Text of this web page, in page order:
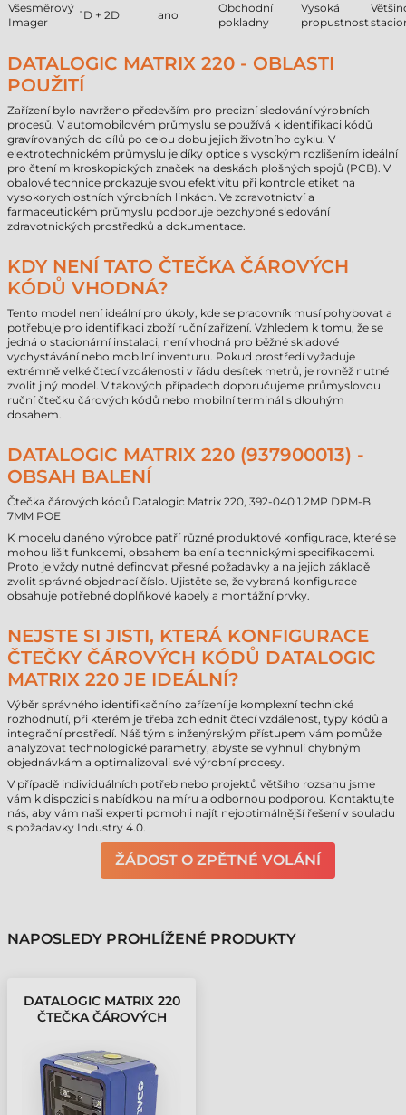
Všesměrový
Imager
1D + 2D ano
Obchodní
pokladny
Vysoká
propustnost
DATALOGIC MATRIX 220 - OBLASTI
POUŽITÍ
Zařízení bylo navrženo především pro precizní sledování výrobních
procesů. V automobilovém průmyslu se používá k identifikaci kódů
gravírovaných do dílů po celou dobu jejich životního cyklu. V
elektrotechnickém průmyslu je díky optice s vysokým rozlišením ideální
pro čtení mikroskopických značek na deskách plošných spojů (PCB). V
obalové technice prokazuje svou efektivitu při kontrole etiket na
vysokorychlostních výrobních linkách. Ve zdravotnictví a
farmaceutickém průmyslu podporuje bezchybné sledování
zdravotnických prostředků a dokumentace.
KDY NENÍ TATO ČTEČKA ČÁROVÝCH
KÓDŮ VHODNÁ?
Tento model není ideální pro úkoly, kde se pracovník musí pohybovat a
potřebuje pro identifikaci zboží ruční zařízení. Vzhledem k tomu, že se
jedná o stacionární instalaci, není vhodná pro běžné skladové
vychystávání nebo mobilní inventuru. Pokud prostředí vyžaduje
extrémně velké čtecí vzdálenosti v řádu desítek metrů, je rovněž nutné
zvolit jiný model. V takových případech doporučujeme průmyslovou
ruční čtečku čárových kódů nebo mobilní terminál s dlouhým
dosahem.
DATALOGIC MATRIX 220 (937900013) -
OBSAH BALENÍ
Čtečka čárových kódů Datalogic Matrix 220, 392-040 1.2MP DPM-B
7MM POE
K modelu daného výrobce patří různé produktové konfigurace, které se
mohou lišit funkcemi, obsahem balení a technickými specifikacemi.
Proto je vždy nutné definovat přesné požadavky a na jejich základě
zvolit správné objednací číslo. Ujistěte se, že vybraná konfigurace
obsahuje potřebné doplňkové kabely a montážní prvky.
NEJSTE SI JISTI, KTERÁ KONFIGURACE
ČTEČKY ČÁROVÝCH KÓDŮ DATALOGIC
MATRIX 220 JE IDEÁLNÍ?
Výběr správného identifikačního zařízení je komplexní technické
rozhodnutí, při kterém je třeba zohlednit čtecí vzdálenost, typy kódů a
integrační prostředí. Náš tým s inženýrským přístupem vám pomůže
analyzovat technologické parametry, abyste se vyhnuli chybným
objednávkám a optimalizovali své výrobní procesy.
V případě individuálních potřeb nebo projektů většího rozsahu jsme
vám k dispozici s nabídkou na míru a odbornou podporou. Kontaktujte
nás, aby vám naši experti pomohli najít nejoptimálnější řešení v souladu
s požadavky Industry 4.0.
ŽÁDOST O ZPĚTNÉ VOLÁNÍ
NAPOSLEDY PROHLÍŽENÉ PRODUKTY
DATALOGIC MATRIX 220
ČTEČKA ČÁROVÝCH